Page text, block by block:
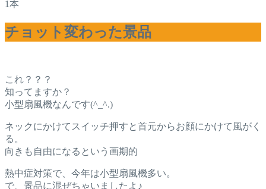
1本
チョット変わった景品
これ？？？
知ってますか？
小型扇風機なんです(^_^.)
ネックにかけてスイッチ押すと首元からお顔にかけて風がく
る。
向きも自由になるという画期的
熱中症対策で、今年は小型扇風機多い。
で、景品に混ぜちゃいましたよ♪